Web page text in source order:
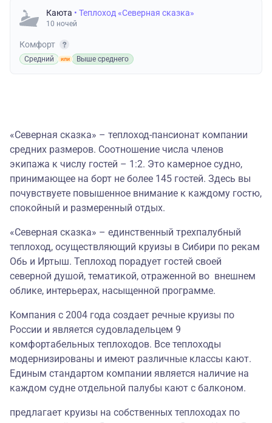
Каюта • Теплоход «Северная сказка»
10 ночей
Комфорт
Средний Выше среднего
«Северная сказка» – теплоход-пансионат компании
средних размеров. Соотношение числа членов
экипажа к числу гостей – 1:2. Это камерное судно,
принимающее на борт не более 145 гостей. Здесь вы
почувствуете повышенное внимание к каждому гостю,
спокойный и размеренный отдых.
«Северная сказка» – единственный трехпалубный
теплоход, осуществляющий круизы в Сибири по рекам
Обь и Иртыш. Теплоход порадует гостей своей
северной душой, тематикой, отраженной во внешнем
облике, интерьерах, насыщенной программе.
Компания с 2004 года создает речные круизы по
России и является судовладельцем 9
комфортабельных теплоходов. Все теплоходы
модернизированы и имеют различные классы кают.
Единым стандартом компании является наличие на
каждом судне отдельной палубы кают с балконом.
предлагает круизы на собственных теплоходах по